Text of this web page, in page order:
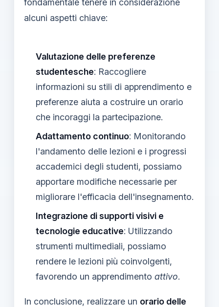
alcuni aspetti chiave:
Valutazione delle preferenze
studentesche: Raccogliere
informazioni su stili di apprendimento e
preferenze aiuta a costruire un orario
che incoraggi la partecipazione.
Adattamento continuo: Monitorando
l'andamento delle lezioni e i progressi
accademici degli studenti, possiamo
apportare modifiche necessarie per
migliorare l'efficacia dell'insegnamento.
Integrazione di supporti visivi e
tecnologie educative: Utilizzando
strumenti multimediali, possiamo
rendere le lezioni più coinvolgenti,
favorendo un apprendimento attivo.
In conclusione, realizzare un orario delle